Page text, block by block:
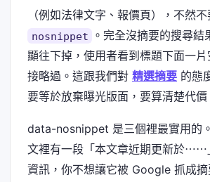
（例如法律文字、報價頁），不然
nosnippet
。完全沒摘要的搜尋結
顯往下掉，使用者看到標題下面一
接略過。這跟我們對 精選摘要 的態
要等於放棄曝光版面，要算清楚代價
data-nosnippet 是三個裡最實用的
文裡有一段「本文章近期更新於⋯⋯
資訊，你不想讓它被 Google 抓成